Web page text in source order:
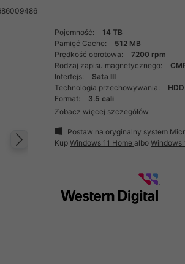
Następny
Pojemność:
14 TB
Pamięć Cache:
512 MB
Prędkość obrotowa:
7200 rpm
Rodzaj zapisu magnetycznego:
Interfejs:
Sata III
Technologia przechowywania:
HDD
Format:
3.5 cali
Zobacz więcej szczegółów
Postaw na oryginalny system
KupWindows 11 HomealboWindows